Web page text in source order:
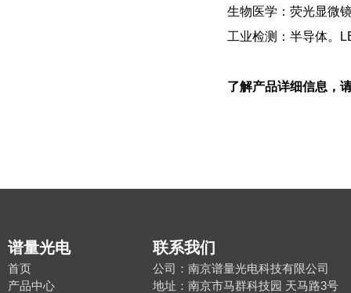
生物医学：荧光显微
工业检测：半导体。
了解产品详细信息，
谱量光电
首页
产品中心
联系我们
公司：南京谱量光电科技有限公司
地址：南京市马群科技园 天马路3号